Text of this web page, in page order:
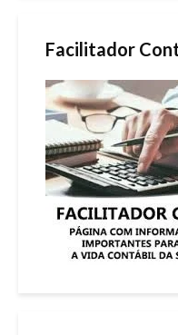
Facilitador